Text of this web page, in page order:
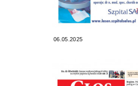
06.05.2025